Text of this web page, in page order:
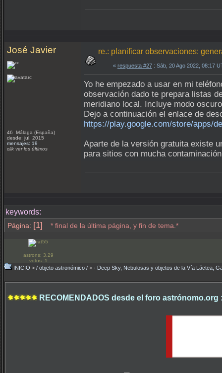
José Javier
46 Málaga (España)
desde: jul, 2015
mensajes: 19
clik ver los últimos
re.: planificar observaciones:
« respuesta #27 : Sáb, 20 Ago 2022, 08:17
Yo he empezado a usar en mi
observación dado te prepara listas
meridiano local. Incluye modo
Dejo a continuación el enlace de
https://play.google.com/store/apps/
Aparte de la versión gratuita existe
para sitios con mucha
keywords:
Página: [1] * final de la última página, y fin de tema.*
astrons: 3.29
votos: 1
INICIO > / objeto astronómico / > · Deep Sky, Nebulosas y objetos de la Vía Láctea,
RECOMENDADOS desde el foro astrónomo.org